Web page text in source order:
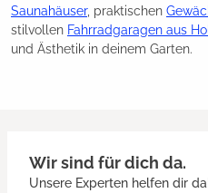
Saunahäuser, praktischen
stilvollen Fahrradgaragen aus
und Ästhetik in deinem Garten.
Wir sind für dich da.
Unsere Experten helfen dir